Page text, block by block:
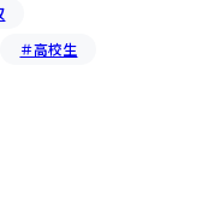
＃高校生